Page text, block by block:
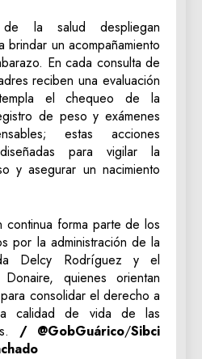
de la salud despliegan
brindar un acompañamiento
En cada consulta de
reciben una evaluación
el chequeo de la
de peso y exámenes
estas acciones
para vigilar la
y asegurar un nacimiento
continua forma parte de los
por la administración de la
Delcy Rodríguez y el
quienes orientan
consolidar el derecho a
calidad de vida de las
/ @GobGuárico/Sibci